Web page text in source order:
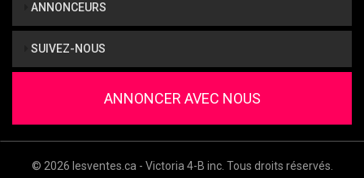
ANNONCEURS
SUIVEZ-NOUS
ANNONCER AVEC NOUS
© 2026 lesventes.ca - Victoria 4-B inc. Tous droits réservés.